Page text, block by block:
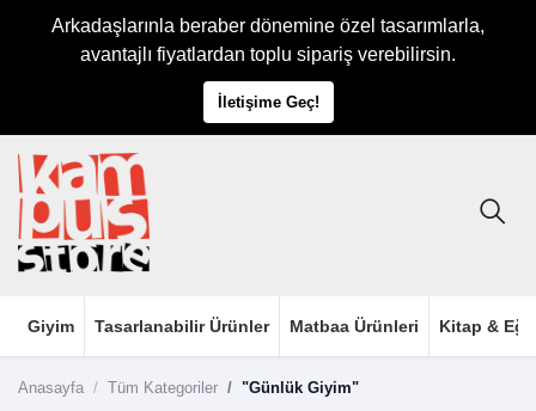
Arkadaşlarınla beraber dönemine özel tasarımlarla,
avantajlı fiyatlardan toplu sipariş verebilirsin.
İletişime Geç!
Giyim Tasarlanabilir Ürünler Matbaa Ürünleri Kitap &
Anasayfa Tüm Kategoriler "Günlük Giyim"